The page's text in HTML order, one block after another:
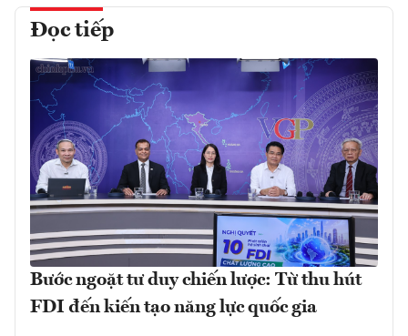
Đọc tiếp
Bước ngoặt tư duy chiến lược: Từ thu hút
FDI đến kiến tạo năng lực quốc gia